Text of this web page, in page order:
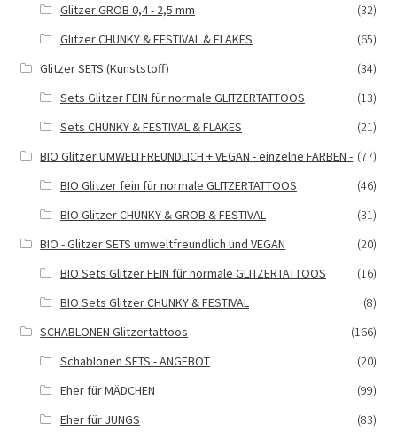
Glitzer GROB 0,4 - 2,5 mm
(32)
Glitzer CHUNKY & FESTIVAL & FLAKES
(65)
Glitzer SETS (Kunststoff)
(34)
Sets Glitzer FEIN für normale GLITZERTATTOOS
(13)
Sets CHUNKY & FESTIVAL & FLAKES
(21)
BIO Glitzer UMWELTFREUNDLICH + VEGAN - einzelne FARBEN - (77)
BIO Glitzer fein für normale GLITZERTATTOOS
(46)
BIO Glitzer CHUNKY & GROB & FESTIVAL
(31)
BIO - Glitzer SETS umweltfreundlich und VEGAN
(20)
BIO Sets Glitzer FEIN für normale GLITZERTATTOOS
(16)
BIO Sets Glitzer CHUNKY & FESTIVAL
(8)
SCHABLONEN Glitzertattoos
(166)
Schablonen SETS - ANGEBOT
(20)
Eher für MÄDCHEN
(99)
Eher für JUNGS
(83)